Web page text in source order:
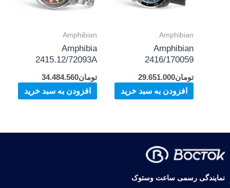
Amphibian
Amphibian
2416/170059
تومان29.651.000
افزودن به سبد خرید
Amphibian
Amphibia
2415.12/72093A
تومان34.484.560
افزودن به سبد خرید
نمایندگی رسمی ساعت وستوک